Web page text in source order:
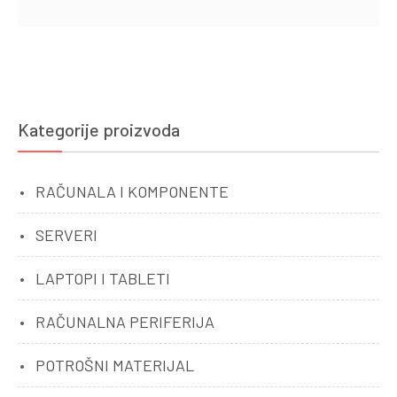
Kategorije proizvoda
RAČUNALA I KOMPONENTE
SERVERI
LAPTOPI I TABLETI
RAČUNALNA PERIFERIJA
POTROŠNI MATERIJAL